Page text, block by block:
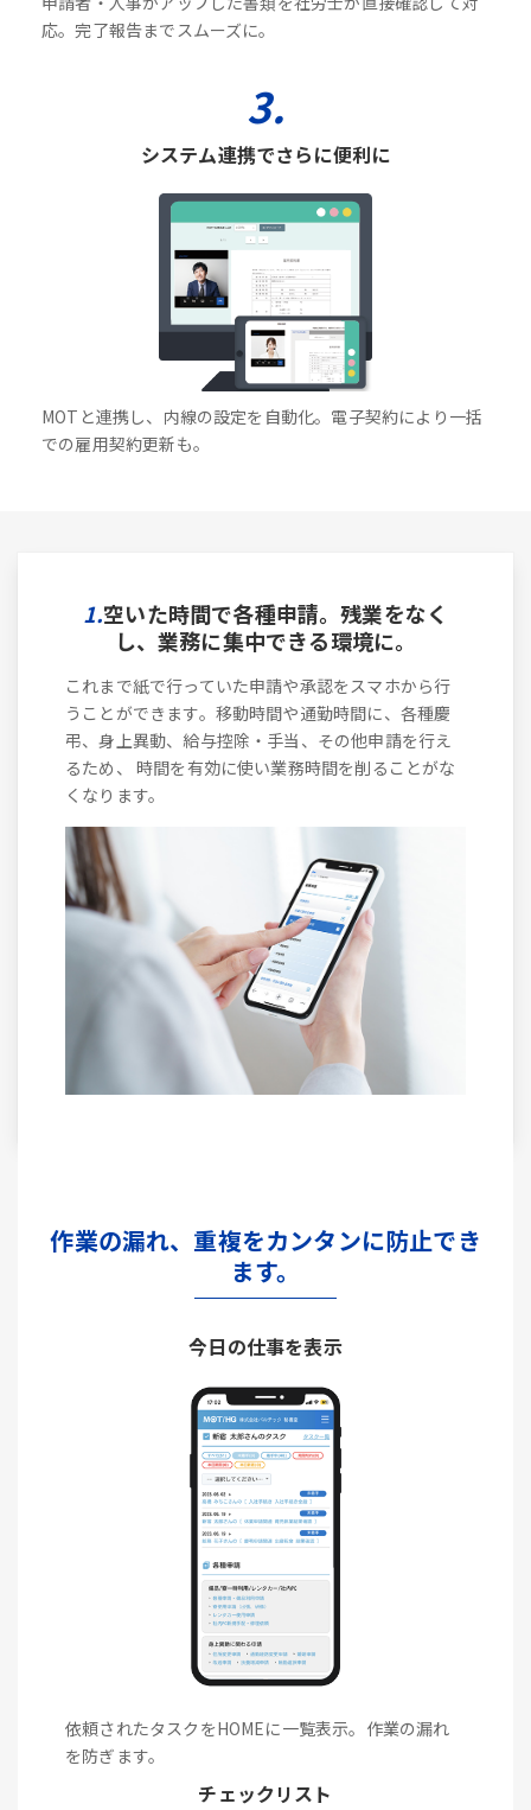
応。完了報告までスムーズに。
3.
システム連携でさらに便利に
MOTと連携し、内線の設定を自動化。電子契約により一括
での雇用契約更新も。
1.空いた時間で各種申請。残業をなく
し、業務に集中できる環境に。
これまで紙で行っていた申請や承認をスマホから行
うことができます。移動時間や通勤時間に、各種慶
弔、身上異動、給与控除・手当、その他申請を行え
るため、 時間を有効に使い業務時間を削ることがな
くなります。
作業の漏れ、重複をカンタンに防止でき
ます。
今日の仕事を表示
依頼されたタスクをHOMEに一覧表示。作業の漏れ
を防ぎます。
チェックリスト